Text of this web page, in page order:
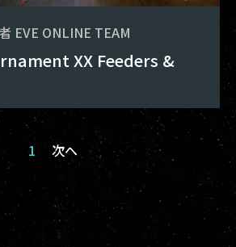
EVE ONLINE TEAM
XX Feeders &
1 次へ